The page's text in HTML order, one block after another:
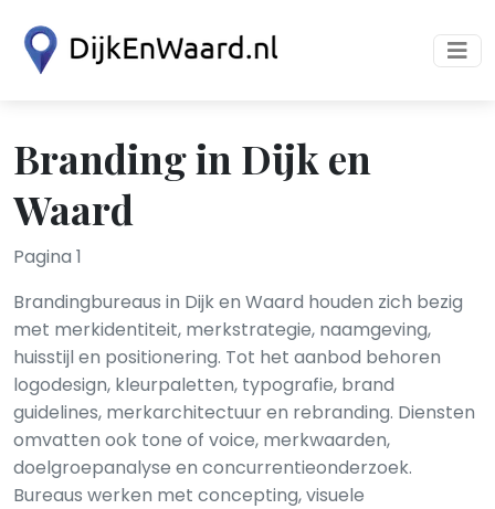
Branding in Dijk en
Waard
Pagina 1
Brandingbureaus in Dijk en Waard houden zich bezig
met merkidentiteit, merkstrategie, naamgeving,
huisstijl en positionering. Tot het aanbod behoren
logodesign, kleurpaletten, typografie, brand
guidelines, merkarchitectuur en rebranding. Diensten
omvatten ook tone of voice, merkwaarden,
doelgroepanalyse en concurrentieonderzoek.
Bureaus werken met concepting, visuele